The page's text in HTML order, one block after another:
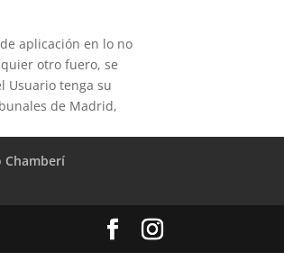
aplicación en lo no
otro fuero, se
Usuario tenga su
de Madrid,
Chamberí